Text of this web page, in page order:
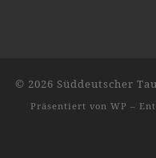
© 2026 Süddeutscher
Präsentiert von WP –